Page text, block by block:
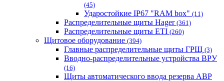
(45)
Ударостойкие IP67 "RAM box" (11)
Распределительные щиты Hager (361)
Распределительные щиты ETI (260)
Щитовое оборудование (394)
Главные распределительные щиты ГРЩ (3)
Вводно-распределительные устройства ВРУ
(16)
Щиты автоматического ввода резерва АВР